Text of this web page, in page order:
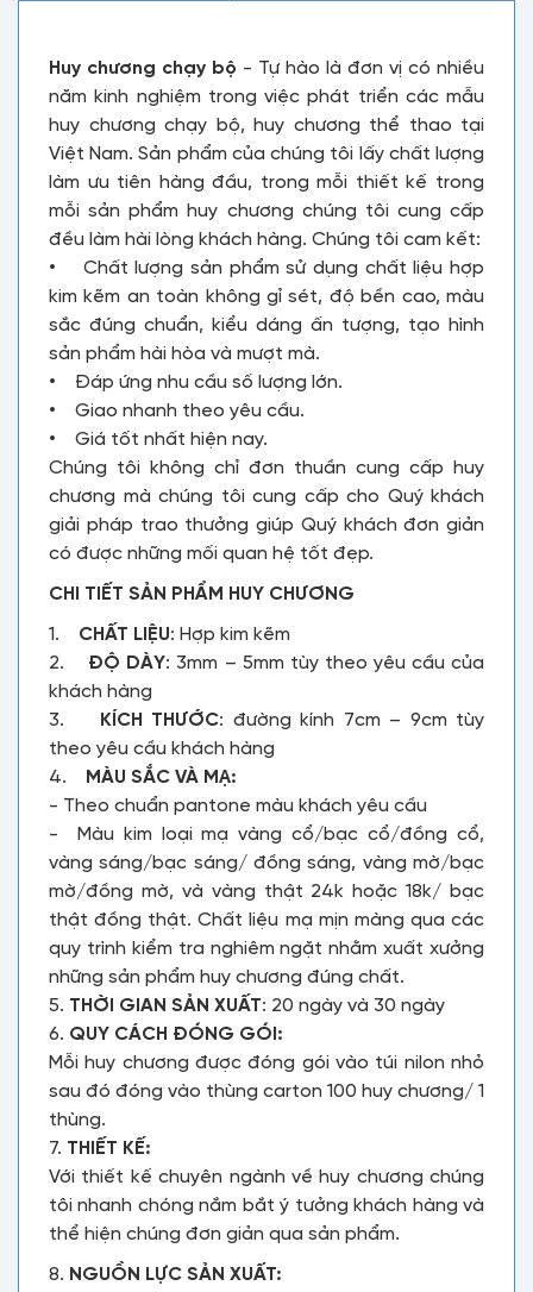
Huy chương chạy bộ - Tự hào là đơn vị có nhiều
năm kinh nghiệm trong việc phát triển các mẫu
huy chương chạy bộ, huy chương thể thao tại
Việt Nam. Sản phẩm của chúng tôi lấy chất lượng
làm ưu tiên hàng đầu, trong mỗi thiết kế trong
mỗi sản phẩm huy chương chúng tôi cung cấp
đều làm hài lòng khách hàng. Chúng tôi cam kết:
• Chất lượng sản phẩm sử dụng chất liệu hợp
kim kẽm an toàn không gỉ sét, độ bền cao, màu
sắc đúng chuẩn, kiểu dáng ấn tượng, tạo hình
sản phẩm hài hòa và mượt mà.
• Đáp ứng nhu cầu số lượng lớn.
• Giao nhanh theo yêu cầu.
• Giá tốt nhất hiện nay.
Chúng tôi không chỉ đơn thuần cung cấp huy
chương mà chúng tôi cung cấp cho Quý khách
giải pháp trao thưởng giúp Quý khách đơn giản
có được những mối quan hệ tốt đẹp.
CHI TIẾT SẢN PHẨM HUY CHƯƠNG
1. CHẤT LIỆU: Hợp kim kẽm
2. ĐỘ DÀY: 3mm – 5mm tùy theo yêu cầu của
khách hàng
3.
KÍCH THƯỚC: đường kính 7cm – 9cm tùy
theo yêu cầu khách hàng
4.
MÀU SẮC VÀ MẠ:
- Theo chuẩn pantone màu khách yêu cầu
- Màu kim loại mạ vàng cổ/bạc cổ/đồng cổ,
vàng sáng/bạc sáng/ đồng sáng, vàng mờ/bạc
mờ/đồng mờ, và vàng thật 24k hoặc 18k/ bạc
thật đồng thật. Chất liệu mạ mịn màng qua các
quy trình kiểm tra nghiêm ngặt nhằm xuất xưởng
những sản phẩm huy chương đúng chất.
5. THỜI GIAN SẢN XUẤT: 20 ngày và 30 ngày
6. QUY CÁCH ĐÓNG GÓI:
Mỗi huy chương được đóng gói vào túi nilon nhỏ
sau đó đóng vào thùng carton 100 huy chương/ 1
thùng.
7. THIẾT KẾ:
Với thiết kế chuyên ngành về huy chương chúng
tôi nhanh chóng nắm bắt ý tưởng khách hàng và
thể hiện chúng đơn giản qua sản phẩm.
8. NGUỒN LỰC SẢN XUẤT: